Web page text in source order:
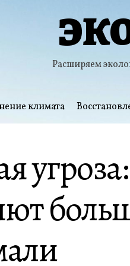
Расширяем
климата